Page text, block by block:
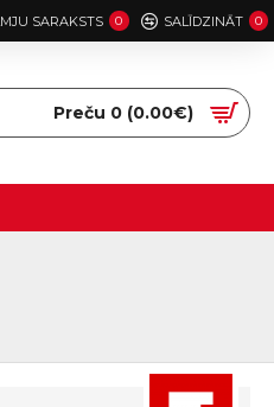
SARAKSTS 0 SALĪDZINĀT 0
Preču 0 (0.00€)